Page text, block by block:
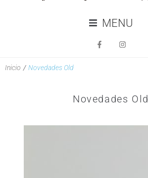
MENU
Inicio / Novedades Old
Novedades Old